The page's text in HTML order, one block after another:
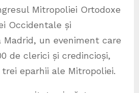
Mitropoliei Ortodoxe
Occidentale și
Madrid, un eveniment care
de clerici și credincioși,
eparhii ale Mitropoliei.